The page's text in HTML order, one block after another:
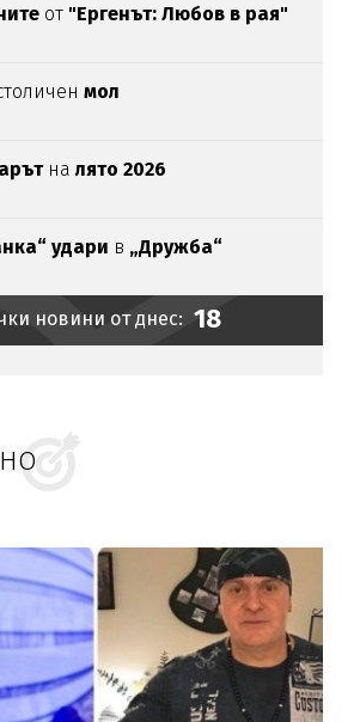
от "Ергенът: Любов в рая"
мол
налято 2026
удари в „Дружба“
новини от днес: 18